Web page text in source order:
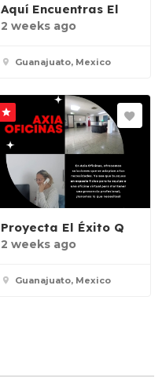
Aquí Encuentras El
2 weeks ago
Guanajuato, Mexico
Proyecta El Éxito Q
2 weeks ago
Guanajuato, Mexico